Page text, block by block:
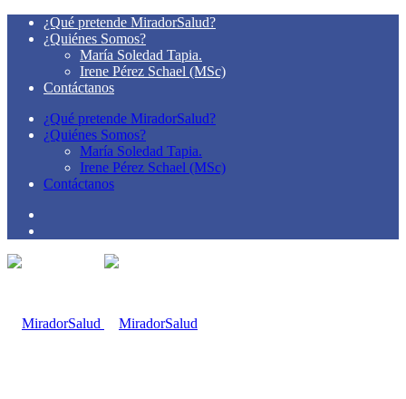
¿Qué pretende MiradorSalud?
¿Quiénes Somos?
María Soledad Tapia.
Irene Pérez Schael (MSc)
Contáctanos
¿Qué pretende MiradorSalud?
¿Quiénes Somos?
María Soledad Tapia.
Irene Pérez Schael (MSc)
Contáctanos